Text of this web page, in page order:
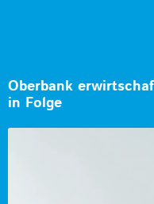
Oberbank
in Folge